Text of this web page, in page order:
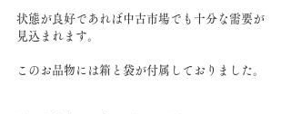
状態が良好であれば中古市場でも十分な需要が
見込まれます。
このお品物には箱と袋が付属しておりました。